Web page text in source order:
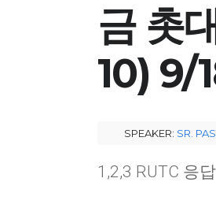
금 촛
10) 9/
SPEAKER: SR.
1,2,3 RUTC 응